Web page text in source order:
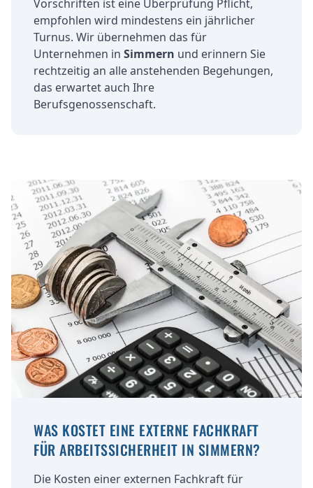
Vorschriften ist eine Überprüfung Pflicht,
empfohlen wird mindestens ein jährlicher
Turnus. Wir übernehmen das für
Unternehmen in Simmern und erinnern Sie
rechtzeitig an alle anstehenden Begehungen,
das erwartet auch Ihre
Berufsgenossenschaft.
WAS KOSTET EINE EXTERNE FACHKRAFT
FÜR ARBEITSSICHERHEIT IN SIMMERN?
Die Kosten einer externen Fachkraft für